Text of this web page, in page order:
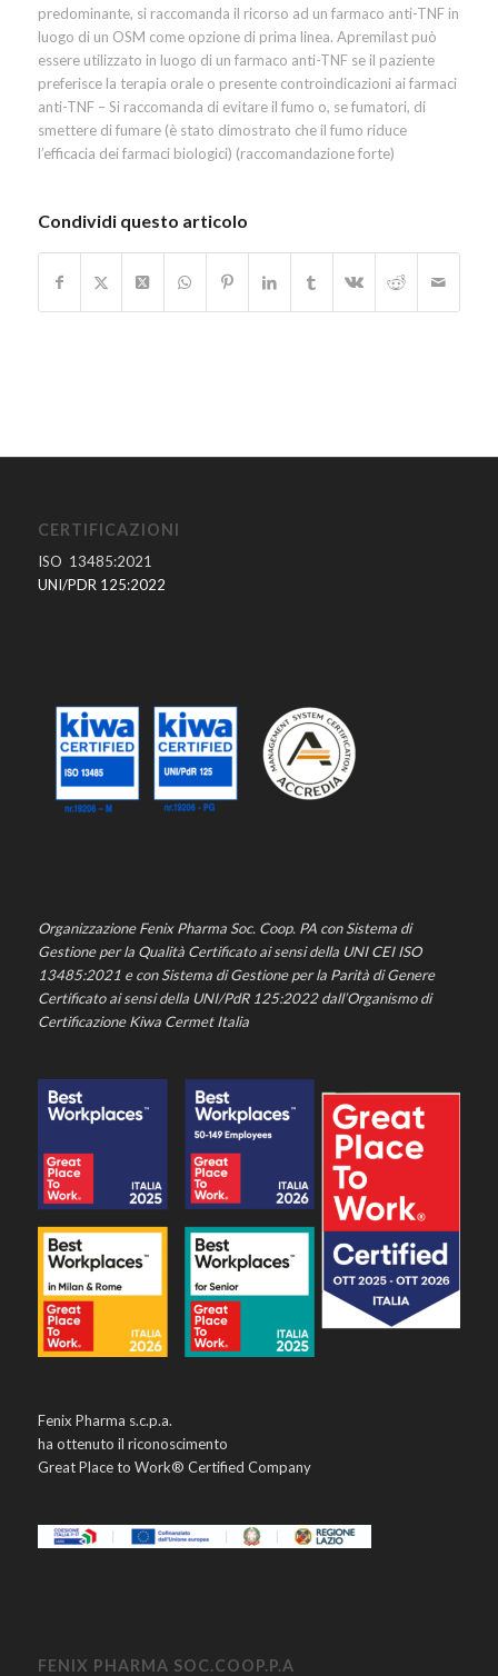
predominante, si raccomanda il ricorso ad un farmaco anti-TNF in
luogo di un OSM come opzione di prima linea. Apremilast può
essere utilizzato in luogo di un farmaco anti-TNF se il paziente
preferisce la terapia orale o presente controindicazioni ai farmaci
anti-TNF – Si raccomanda di evitare il fumo o, se fumatori, di
smettere di fumare (è stato dimostrato che il fumo riduce
l’efficacia dei farmaci biologici) (raccomandazione forte)
Condividi questo articolo
CERTIFICAZIONI
ISO 13485:2021
UNI/PDR 125:2022
Organizzazione Fenix Pharma Soc. Coop. PA con Sistema di
Gestione per la Qualità Certificato ai sensi della UNI CEI ISO
13485:2021 e con Sistema di Gestione per la Parità di Genere
Certificato ai sensi della UNI/PdR 125:2022 dall’Organismo di
Certificazione Kiwa Cermet Italia
Fenix Pharma s.c.p.a.
ha ottenuto il riconoscimento
Great Place to Work® Certified Company
FENIX PHARMA SOC.COOP.P.A